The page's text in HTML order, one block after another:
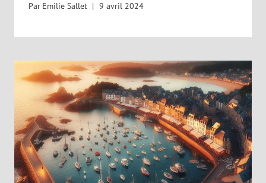
Par Emilie Sallet 9 avril 2024